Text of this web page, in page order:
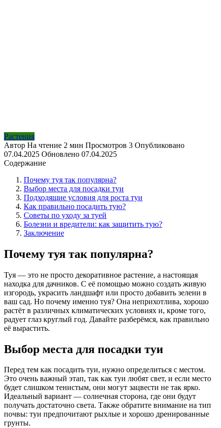
Растения
Автор На чтение 2 мин Просмотров 3 Опубликовано
07.04.2025 Обновлено 07.04.2025
Содержание
Почему туя так популярна?
Выбор места для посадки туи
Подходящие условия для роста туи
Как правильно посадить тую?
Советы по уходу за туей
Болезни и вредители: как защитить тую?
Заключение
Почему туя так популярна?
Туя — это не просто декоративное растение, а настоящая
находка для дачников. С её помощью можно создать живую
изгородь, украсить ландшафт или просто добавить зелени в
ваш сад. Но почему именно туя? Она неприхотлива, хорошо
растёт в различных климатических условиях и, кроме того,
радует глаз круглый год. Давайте разберёмся, как правильно
её вырастить.
Выбор места для посадки туи
Перед тем как посадить туи, нужно определиться с местом.
Это очень важный этап, так как туи любят свет, и если место
будет слишком тенистым, они могут зацвести не так ярко.
Идеальный вариант — солнечная сторона, где они будут
получать достаточно света. Также обратите внимание на тип
почвы: туи предпочитают рыхлые и хорошо дренированные
грунты.